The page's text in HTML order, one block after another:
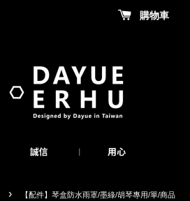
購物車
›
【配件】琴盒防水雨罩/墨綠/胡琴專用/單/商品